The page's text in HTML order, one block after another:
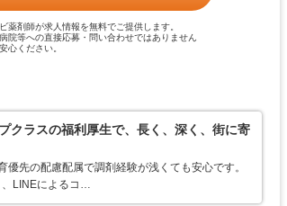
薬剤師が求人情報を無料でご提供します。
院等への直接応募・問い合わせではありません
心ください。
クラスの福利厚生で、長く、深く、街に寄
先の配慮配属で調剤経験が浅くても安心です。
、LINEによるコ…